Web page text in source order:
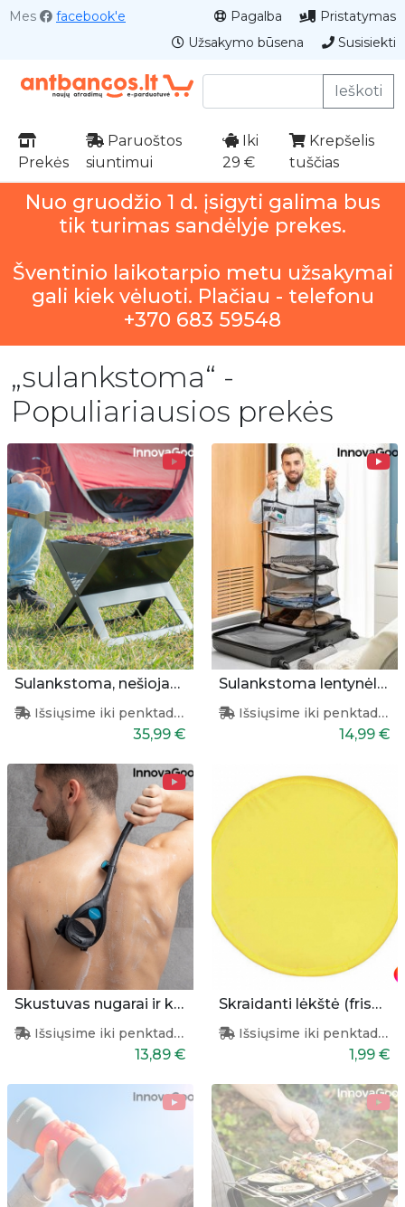
Mes facebook'e Pagalba
Pristatymas
Užsakymo būsena
Susisiekti
Ieškoti
Prekės
Paruoštos
siuntimui
Iki
29 €
Krepšelis
tuščias
Nuo gruodžio 1 d. įsigyti galima bus
tik turimas sandėlyje prekes.
Šventinio laikotarpio metu užsakymai
gali kiek vėluoti. Plačiau - telefonu
+370 683 59548
„sulankstoma“ -
Populiariausios prekės
Sulankstoma, nešiojama kepsninė
Išsiųsime iki penktadienio
35,99 €
Sulankstoma lentynėlė lagaminui
Išsiųsime iki penktadienio
14,99 €
Skustuvas nugarai ir kūnui
Išsiųsime iki penktadienio
13,89 €
Skraidanti lėkštė (frisbio žaidimui)
Išsiųsime iki penktadienio
1,99 €